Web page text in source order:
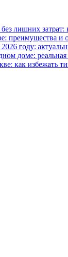
лишних
преимущества и
году:
доме:
как избежать